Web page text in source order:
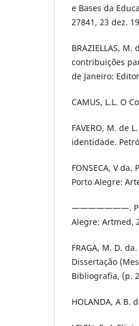
e Bases da
27841, 23 dez.
BRAZIELLAS,
contribuições
de Janeiro:
CAMUS, L.L. O
FAVERO, M. de
identidade.
FONSECA, V
Porto Alegre:
———————.
Alegre: Artmed,
FRAGA, M. D.
Dissertação
Bibliografia, (p.
HOLANDA, A B.